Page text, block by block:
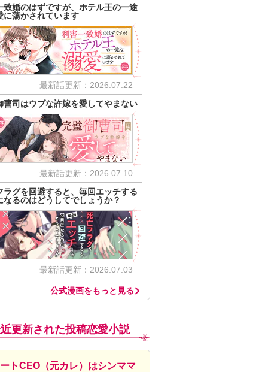
致婚のはずですが、ホテル王の一途
に蕩かされています
最新話更新：2026.07.22
曹司はウブな許嫁を愛してやまない
最新話更新：2026.07.10
ラグを回避すると、毎回エッチする
なるのはどうしてでしょうか？
最新話更新：2026.07.03
公式漫画をもっと見る
更新された投稿恋愛小説
トCEO（元カレ）はシンママ